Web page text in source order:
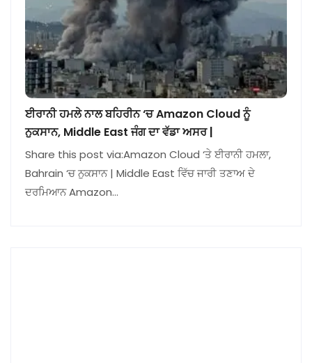
ਈਰਾਨੀ ਹਮਲੇ ਨਾਲ ਬਹਿਰੀਨ ‘ਚ Amazon Cloud ਨੂੰ
ਨੁਕਸਾਨ, Middle East ਜੰਗ ਦਾ ਵੱਡਾ ਅਸਰ |
Share this post via:Amazon Cloud ‘ਤੇ ਈਰਾਨੀ ਹਮਲਾ,
Bahrain ‘ਚ ਨੁਕਸਾਨ | Middle East ਵਿੱਚ ਜਾਰੀ ਤਣਾਅ ਦੇ
ਦਰਮਿਆਨ Amazon…